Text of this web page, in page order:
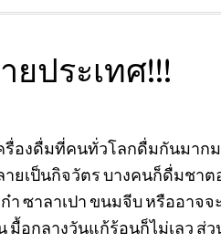
ยประเทศ!!!
ครื่องดื่มที่คนทั่วโลกดื่มกันมาก
ยเป็นกิจวัตร บางคนก็ดื่มชาต
า ซาลาเปา ขนมจีบ หรืออาจจ
มื้อกลางวันแก้ร้อนก็ไม่เลว ส่ว